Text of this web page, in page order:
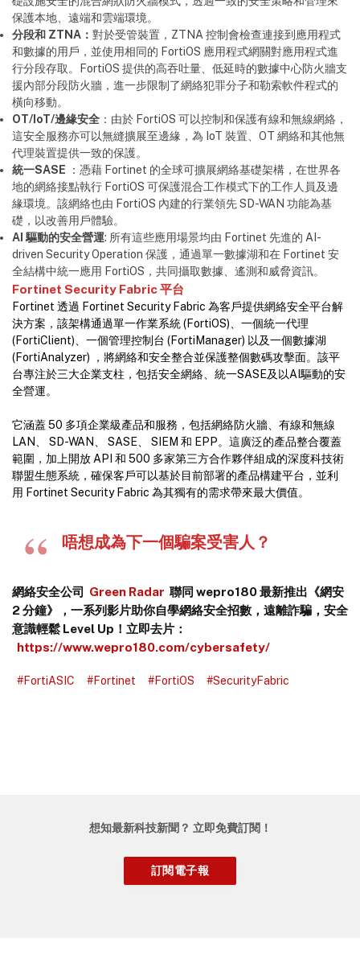
保護本地、遠端和雲端環境。
分段和 ZTNA： 對於受管裝置，ZTNA 控制會檢查連接到應用程式
和數據的用戶，並使用相同的 FortiOS 應用程式網關對應用程式進
行分段存取。FortiOS 提供的高吞吐量、低延時的數據中心防火牆支
援內部分段防火牆，進一步限制了網絡犯罪分子和勒索軟件程式的
橫向移動。
OT/IoT/邊緣安全 ：由於 FortiOS 可以控制和保護有線和無線網絡，
這安全服務亦可以無縫擴展至邊緣，為 IoT 裝置、OT 網絡和其他無
代理裝置提供一致的保護。
統一SASE ：憑藉 Fortinet 的全球可擴展網絡基礎架構，在世界各
地的網絡接點執行 FortiOS 可保護混合工作模式下的工作人員及邊
緣環境。該網絡也由 FortiOS 內建的行業領先 SD-WAN 功能為基
礎，以改善用戶體驗。
AI 驅動的安全營運: 所有這些應用場景均由 Fortinet 先進的 AI-
driven Security Operation 保護，通過單一數據湖和在 Fortinet 安
全結構中統一應用 FortiOS，共同攝取數據、遙測和威脅資訊。
Fortinet Security Fabric 平台
Fortinet 透過 Fortinet Security Fabric 為客戶提供網絡安全平台解
決方案，該架構通過單一作業系統 (FortiOS)、一個統一代理
(FortiClient)、一個管理控制台 (FortiManager) 以及一個數據湖
(FortiAnalyzer) ，將網絡和安全整合並保護整個數碼攻擊面。該平
台專注於三大企業支柱，包括安全網絡、統一SASE及以AI驅動的安
全營運。
它涵蓋 50 多項企業級產品和服務，包括網絡防火牆、有線和無線
LAN、 SD-WAN、 SASE、 SIEM 和 EPP。這廣泛的產品整合覆蓋
範圍，加上開放 API 和 500 多家第三方合作夥伴組成的深度科技術
聯盟生態系統，確保客戶可以基於目前部署的產品構建平台，並利
用 Fortinet Security Fabric 為其獨有的需求帶來最大價值。
唔想成為下一個騙案受害人？
網絡安全公司 Green Radar 聯同 wepro180 最新推出《網安
2 分鐘》，一系列影片助你自學網絡安全招數，遠離詐騙，安全
意識輕鬆 Level Up！立即去片：
https://www.wepro180.com/cybersafety/
#FortiASIC #Fortinet #FortiOS #SecurityFabric
想知最新科技新聞？ 立即免費訂閱！